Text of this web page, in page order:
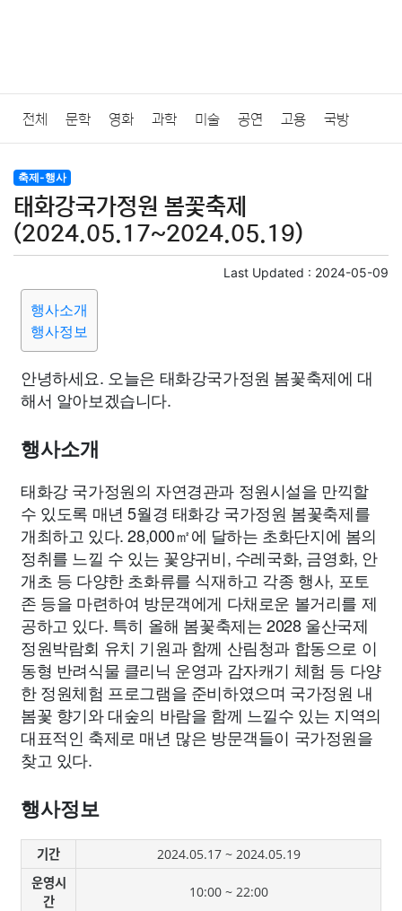
전체 문학 영화 과학 미술 공연 고용 국방
법률 음악
질병 가요 방송 일상 주식 암호화폐
미용 증권 인테리어
요리 상품리뷰
부동산 외국어
축제-행사
태화강국가정원 봄꽃축제
(2024.05.17~2024.05.19)
Last Updated : 2024-05-09
행사소개
행사정보
안녕하세요. 오늘은 태화강국가정원 봄꽃축제에 대
해서 알아보겠습니다.
행사소개
태화강 국가정원의 자연경관과 정원시설을 만끽할
수 있도록 매년 5월경 태화강 국가정원 봄꽃축제를
개최하고 있다. 28,000㎡에 달하는 초화단지에 봄의
정취를 느낄 수 있는 꽃양귀비, 수레국화, 금영화, 안
개초 등 다양한 초화류를 식재하고 각종 행사, 포토
존 등을 마련하여 방문객에게 다채로운 볼거리를 제
공하고 있다. 특히 올해 봄꽃축제는 2028 울산국제
정원박람회 유치 기원과 함께 산림청과 합동으로 이
동형 반려식물 클리닉 운영과 감자캐기 체험 등 다양
한 정원체험 프로그램을 준비하였으며 국가정원 내
봄꽃 향기와 대숲의 바람을 함께 느낄수 있는 지역의
대표적인 축제로 매년 많은 방문객들이 국가정원을
찾고 있다.
행사정보
기간
2024.05.17 ~ 2024.05.19
운영시
간
10:00 ~ 22:00